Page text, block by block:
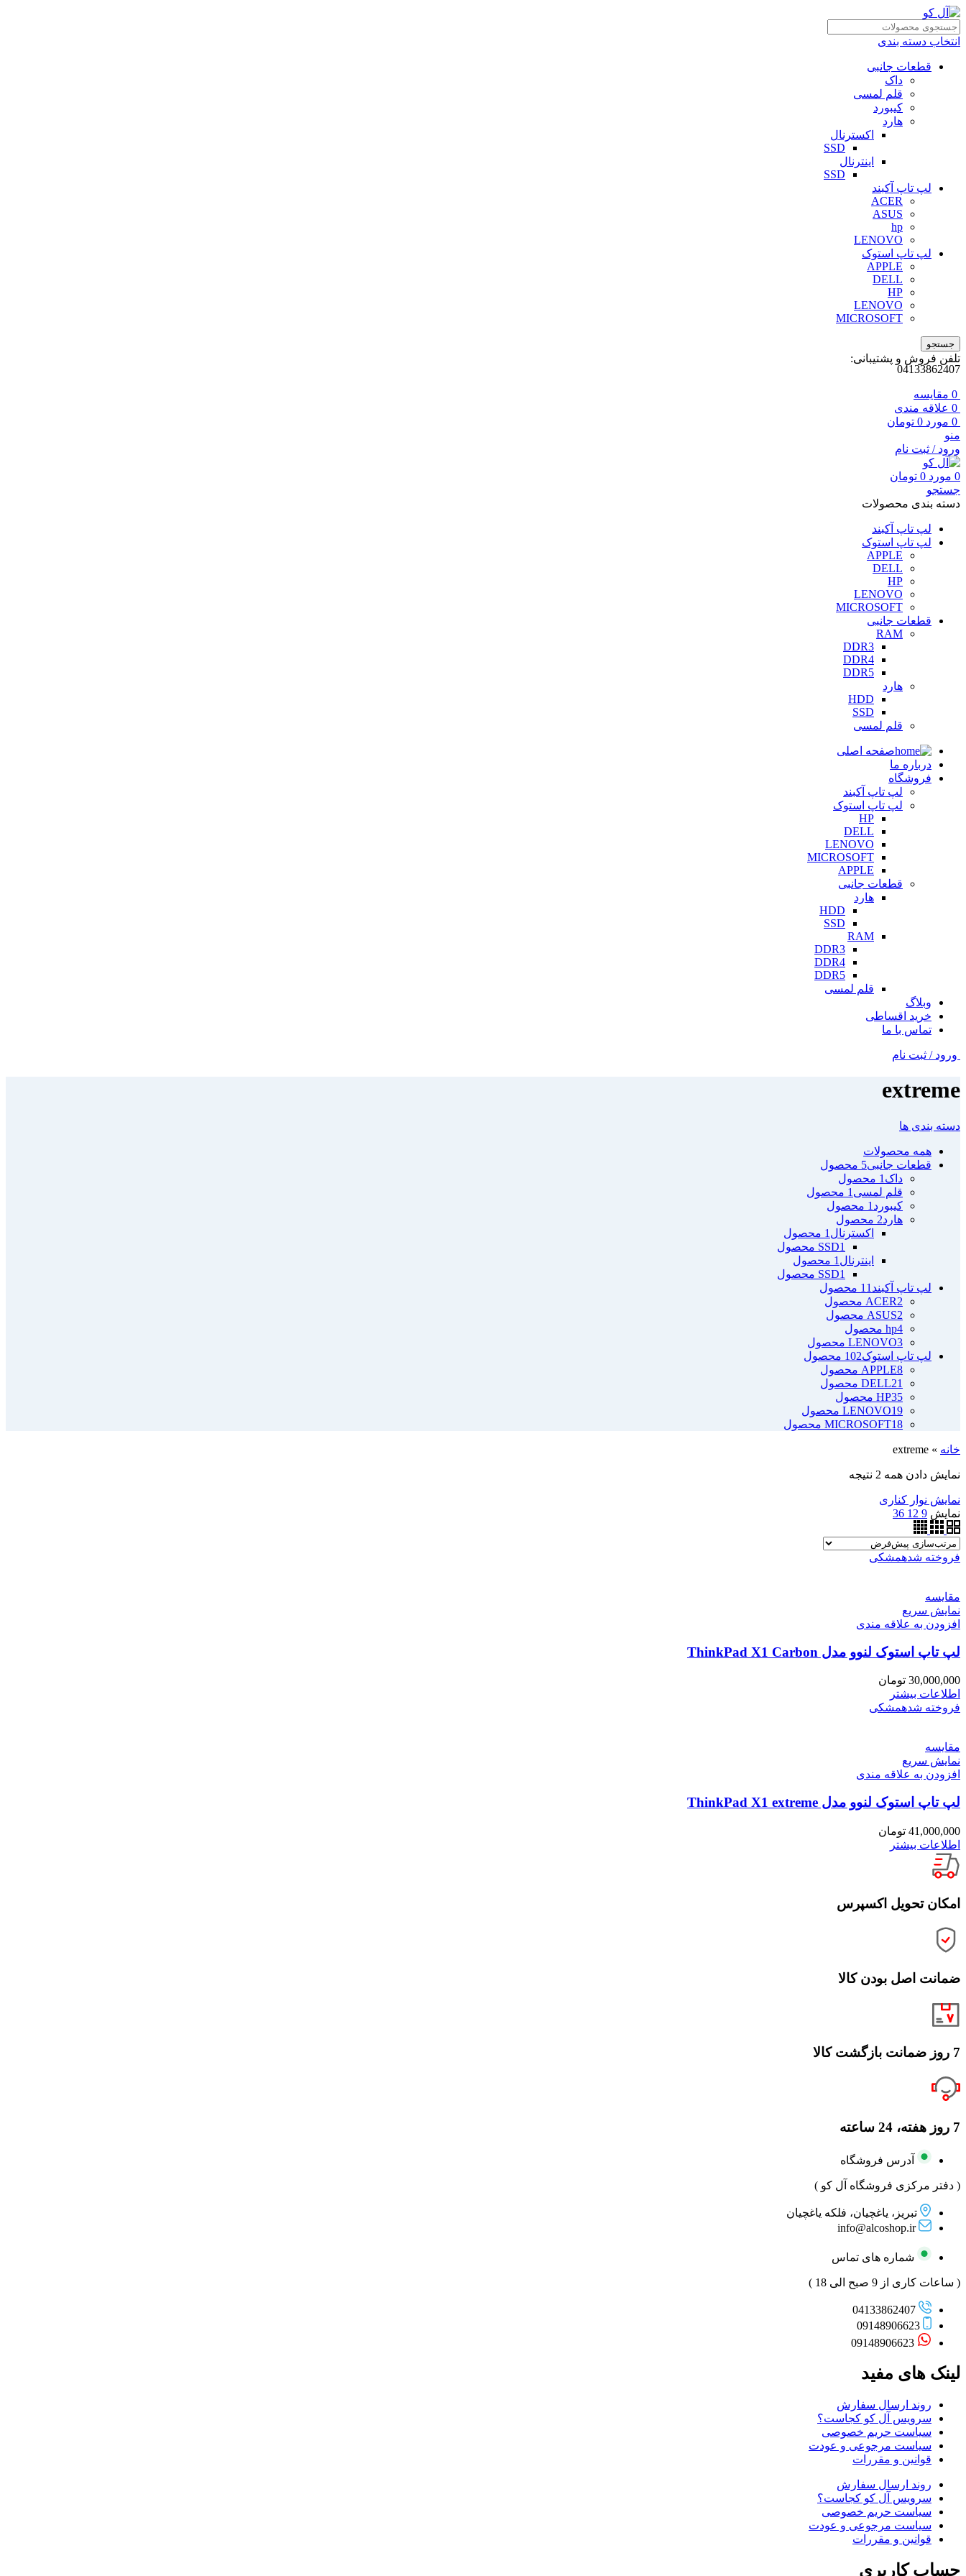
انتخاب دسته بندی
قطعات جانبی
داک
قلم لمسی
کیبورد
هارد
اکسترنال
SSD
اینترنال
SSD
لپ تاپ آکبند
ACER
ASUS
hp
LENOVO
لپ تاپ استوک
APPLE
DELL
HP
LENOVO
MICROSOFT
جستجو
تلفن فروش و پشتیبانی:
04133862407
0 مقايسه
0 علاقه مندی
0 مورد 0 تومان
منو
ورود / ثبت نام
0 مورد 0 تومان
جستجو
دسته بندی محصولات
لپ تاپ آکبند
لپ تاپ استوک
APPLE
DELL
HP
LENOVO
MICROSOFT
قطعات جانبی
RAM
DDR3
DDR4
DDR5
هارد
HDD
SSD
قلم لمسی
صفحه اصلی
درباره ما
فروشگاه
لپ تاپ آکبند
لپ تاپ استوک
HP
DELL
LENOVO
MICROSOFT
APPLE
قطعات جانبی
هارد
HDD
SSD
RAM
DDR3
DDR4
DDR5
قلم لمسی
وبلاگ
خرید اقساطی
تماس با ما
ورود / ثبت نام
extreme
دسته بندی ها
همه محصولات
قطعات جانبی5 محصول
داک 1 محصول
قلم لمسی 1 محصول
کیبورد 1 محصول
هارد2 محصول
اکسترنال 1 محصول
SSD1 محصول
اینترنال 1 محصول
SSD1 محصول
لپ تاپ آکبند 11 محصول
ACER2 محصول
ASUS2 محصول
hp4 محصول
LENOVO3 محصول
لپ تاپ استوک102 محصول
APPLE8 محصول
DELL21 محصول
HP35 محصول
LENOVO19 محصول
MICROSOFT18 محصول
خانه »
extreme
نمایش دادن همه 2 نتیجه
نمایش نوار کناری
نمایش 9
12
36
فروخته شدهمشکی
مقايسه
نمایش سریع
افزودن به علاقه مندی
لپ تاپ استوک لنوو مدل ThinkPad X1 Carbon
30,000,000 تومان
اطلاعات بیشتر
فروخته شدهمشکی
مقايسه
نمایش سریع
افزودن به علاقه مندی
لپ تاپ استوک لنوو مدل ThinkPad X1 extreme
41,000,000 تومان
اطلاعات بیشتر
امکان تحویل اکسپرس
ضمانت اصل بودن کالا
7 روز ضمانت بازگشت کالا
7 روز هفته، 24 ساعته
آدرس فروشگاه
( دفتر مرکزی فروشگاه آل کو )
تبریز، یاغچیان، فلکه یاغچیان
info@alcoshop.ir
شماره های تماس
( ساعات کاری از 9 صبح الی 18 )
04133862407
09148906623
09148906623
لینک های مفید
روند ارسال سفارش
سرویس آل کو کجاست؟
سیاست حریم خصوصی
سیاست مرجوعی و عودت
قوانین و مقررات
روند ارسال سفارش
سرویس آل کو کجاست؟
سیاست حریم خصوصی
سیاست مرجوعی و عودت
قوانین و مقررات
حساب کاربری